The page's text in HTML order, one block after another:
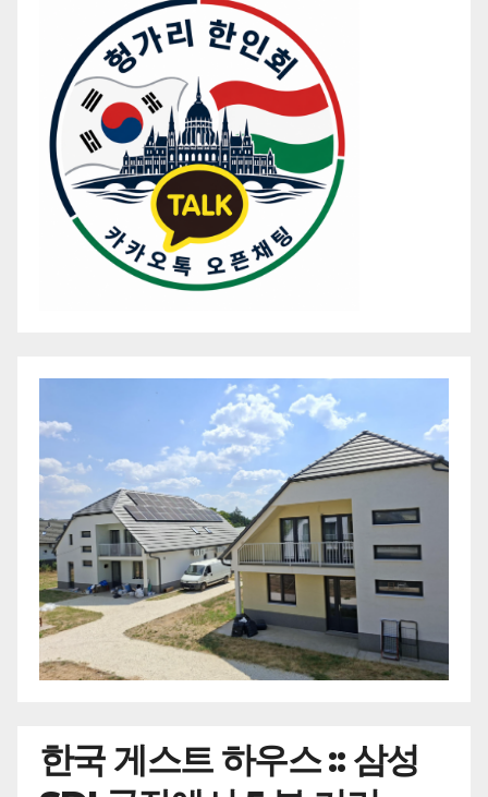
한국 게스트 하우스 :: 삼성